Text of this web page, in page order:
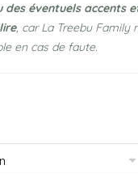
des éventuels accents
, car La Treebu Family
en cas de faute.